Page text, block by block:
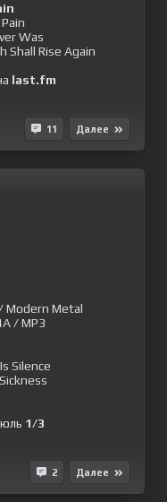
Was
Shall Rise Again
last.fm
11 Далее
Modern Metal
/ MP3
Silence
1/3
2 Далее